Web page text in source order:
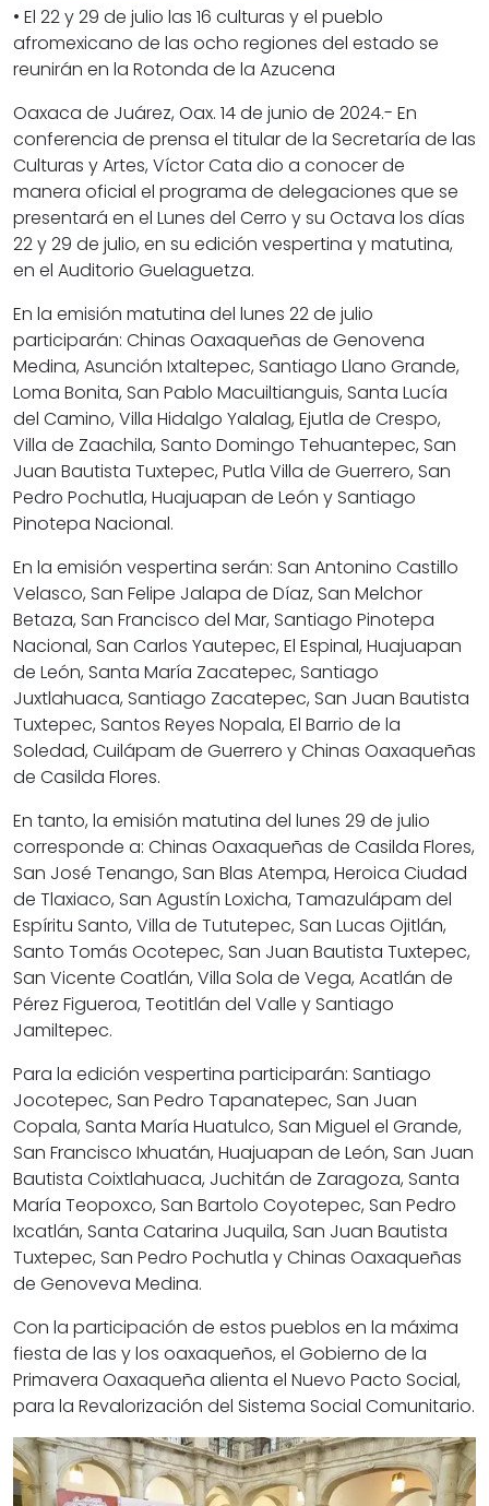
• El 22 y 29 de julio las 16 culturas y el pueblo
afromexicano de las ocho regiones del estado se
reunirán en la Rotonda de la Azucena
Oaxaca de Juárez, Oax. 14 de junio de 2024.- En
conferencia de prensa el titular de la Secretaría de las
Culturas y Artes, Víctor Cata dio a conocer de
manera oficial el programa de delegaciones que se
presentará en el Lunes del Cerro y su Octava los días
22 y 29 de julio, en su edición vespertina y matutina,
en el Auditorio Guelaguetza.
En la emisión matutina del lunes 22 de julio
participarán: Chinas Oaxaqueñas de Genovena
Medina, Asunción Ixtaltepec, Santiago Llano Grande,
Loma Bonita, San Pablo Macuiltianguis, Santa Lucía
del Camino, Villa Hidalgo Yalalag, Ejutla de Crespo,
Villa de Zaachila, Santo Domingo Tehuantepec, San
Juan Bautista Tuxtepec, Putla Villa de Guerrero, San
Pedro Pochutla, Huajuapan de León y Santiago
Pinotepa Nacional.
En la emisión vespertina serán: San Antonino Castillo
Velasco, San Felipe Jalapa de Díaz, San Melchor
Betaza, San Francisco del Mar, Santiago Pinotepa
Nacional, San Carlos Yautepec, El Espinal, Huajuapan
de León, Santa María Zacatepec, Santiago
Juxtlahuaca, Santiago Zacatepec, San Juan Bautista
Tuxtepec, Santos Reyes Nopala, El Barrio de la
Soledad, Cuilápam de Guerrero y Chinas Oaxaqueñas
de Casilda Flores.
En tanto, la emisión matutina del lunes 29 de julio
corresponde a: Chinas Oaxaqueñas de Casilda Flores,
San José Tenango, San Blas Atempa, Heroica Ciudad
de Tlaxiaco, San Agustín Loxicha, Tamazulápam del
Espíritu Santo, Villa de Tututepec, San Lucas Ojitlán,
Santo Tomás Ocotepec, San Juan Bautista Tuxtepec,
San Vicente Coatlán, Villa Sola de Vega, Acatlán de
Pérez Figueroa, Teotitlán del Valle y Santiago
Jamiltepec.
Para la edición vespertina participarán: Santiago
Jocotepec, San Pedro Tapanatepec, San Juan
Copala, Santa María Huatulco, San Miguel el Grande,
San Francisco Ixhuatán, Huajuapan de León, San Juan
Bautista Coixtlahuaca, Juchitán de Zaragoza, Santa
María Teopoxco, San Bartolo Coyotepec, San Pedro
Ixcatlán, Santa Catarina Juquila, San Juan Bautista
Tuxtepec, San Pedro Pochutla y Chinas Oaxaqueñas
de Genoveva Medina.
Con la participación de estos pueblos en la máxima
fiesta de las y los oaxaqueños, el Gobierno de la
Primavera Oaxaqueña alienta el Nuevo Pacto Social,
para la Revalorización del Sistema Social Comunitario.